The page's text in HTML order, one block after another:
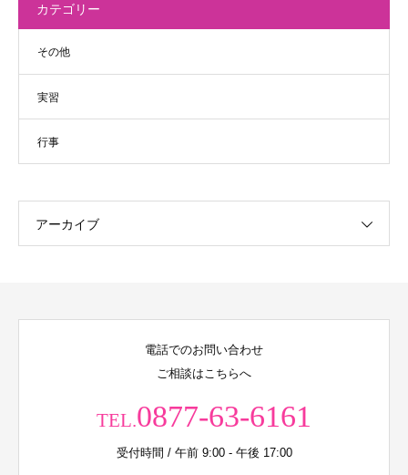
カテゴリー
その他
実習
行事
アーカイブ
電話でのお問い合わせ
ご相談はこちらへ
TEL.0877-63-6161
受付時間 / 午前 9:00 - 午後 17:00